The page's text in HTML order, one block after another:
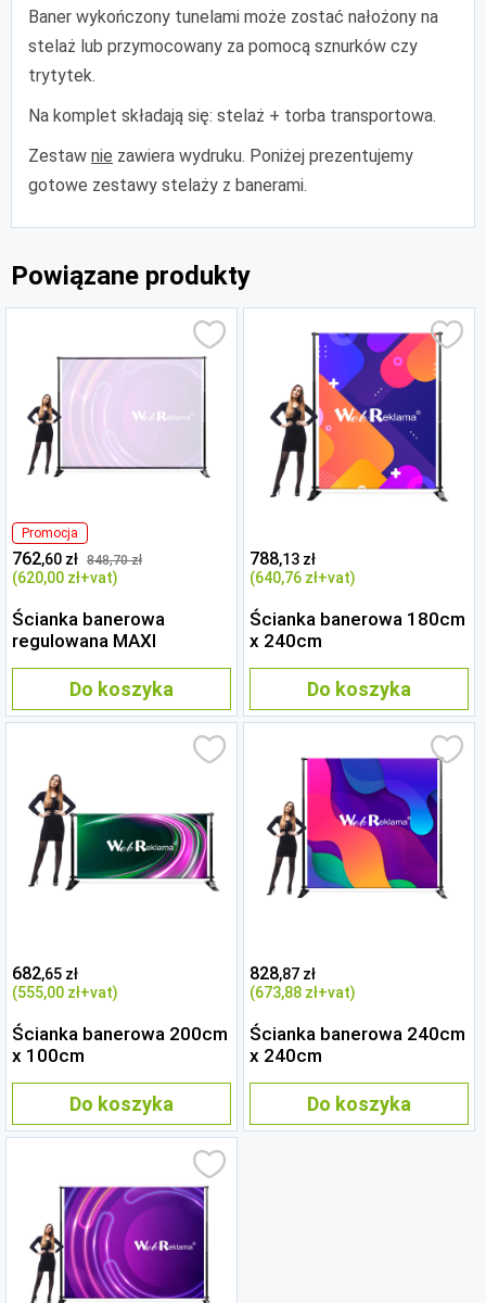
Baner wykończony tunelami może zostać nałożony na
stelaż lub przymocowany za pomocą sznurków czy
trytytek.
Na komplet składają się: stelaż + torba transportowa.
Zestaw nie zawiera wydruku. Poniżej prezentujemy
gotowe zestawy stelaży z banerami.
Powiązane produkty
Promocja
762,60 zł 848,70 zł
(620,00 zł+vat)
Ścianka banerowa
regulowana MAXI
Do koszyka
788,13 zł
(640,76 zł+vat)
Ścianka banerowa 180cm
x 240cm
Do koszyka
682,65 zł
(555,00 zł+vat)
Ścianka banerowa 200cm
x 100cm
Do koszyka
828,87 zł
(673,88 zł+vat)
Ścianka banerowa 240cm
x 240cm
Do koszyka